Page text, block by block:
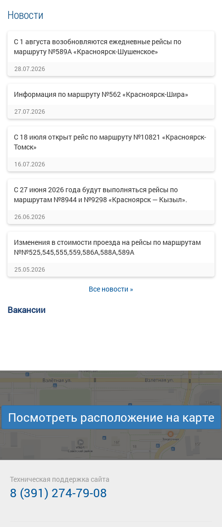
Новости
С 1 августа возобновляются ежедневные рейсы по
маршруту №589А «Красноярск-Шушенское»
28.07.2026
Информация по маршруту №562 «Красноярск-Шира»
27.07.2026
С 18 июля открыт рейс по маршруту №10821 «Красноярск-
Томск»
16.07.2026
С 27 июня 2026 года будут выполняться рейсы по
маршрутам №8944 и №9298 «Красноярск — Кызыл».
26.06.2026
Изменения в стоимости проезда на рейсы по маршрутам
№№525,545,555,559,586А,588А,589А
25.05.2026
Все новости »
Вакансии
Посмотреть расположение на карте
Техническая поддержка сайта
8 (391) 274-79-08